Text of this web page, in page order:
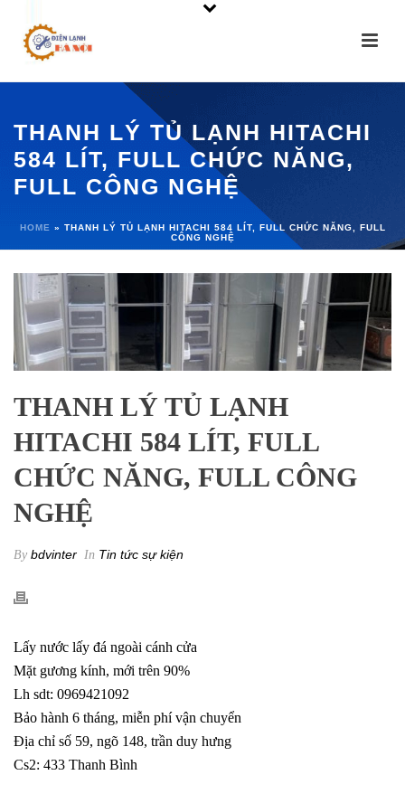
THANH LÝ TỦ LẠNH HITACHI
584 LÍT, FULL CHỨC NĂNG,
FULL CÔNG NGHỆ
HOME » THANH LÝ TỦ LẠNH HITACHI 584 LÍT, FULL CHỨC NĂNG, FULL
CÔNG NGHỆ
THANH LÝ TỦ LẠNH
HITACHI 584 LÍT, FULL
CHỨC NĂNG, FULL CÔNG
NGHỆ
By bdvinter In Tin tức sự kiện
Lấy nước lấy đá ngoài cánh cửa
Mặt gương kính, mới trên 90%
Lh sdt: 0969421092
Bảo hành 6 tháng, miễn phí vận chuyển
Địa chỉ số 59, ngõ 148, trần duy hưng
Cs2: 433 Thanh Bình